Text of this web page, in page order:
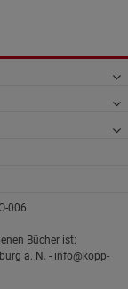
006
Bücher ist:
a. N. - info@kopp-